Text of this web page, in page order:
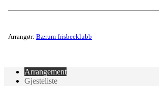
Arrangør: Bærum frisbeeklubb
Arrangement
Gjesteliste